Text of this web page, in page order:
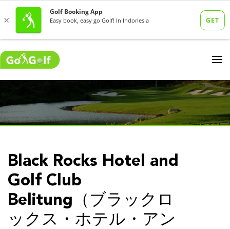
Black Rocks Hotel and
Golf Club
Belitung（ブラックロ
ックス・ホテル・アン